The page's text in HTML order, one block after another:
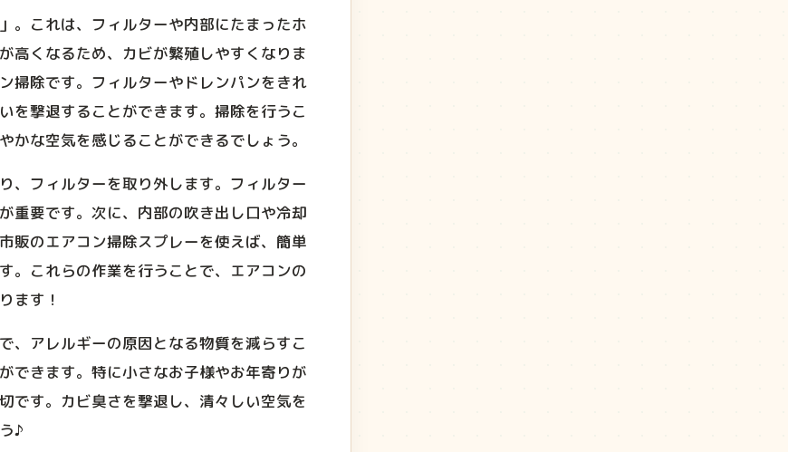
。これは、フィルターや内部にたまったホ
高くなるため、カビが繁殖しやすくなりま
掃除です。フィルターやドレンパンをきれ
を撃退することができます。掃除を行うこ
な空気を感じることができるでしょう。
、フィルターを取り外します。フィルター
重要です。次に、内部の吹き出し口や冷却
販のエアコン掃除スプレーを使えば、簡単
。これらの作業を行うことで、エアコンの
ます！
、アレルギーの原因となる物質を減らすこ
できます。特に小さなお子様やお年寄りが
です。カビ臭さを撃退し、清々しい空気を
♪